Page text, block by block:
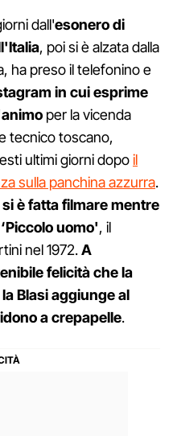
dall'esonero di
, poi si è alzata dalla
ha preso il telefonino e
in cui esprime
per la vicenda
tecnico toscano,
ultimi giorni dopoil
sulla panchina azzurra.
si è fatta filmare mentre
uomo', il
nel 1972.A
felicità che la
Blasi aggiunge al
a crepapelle.